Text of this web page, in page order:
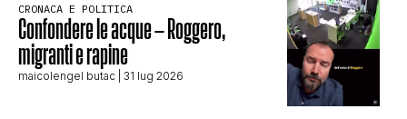
CRONACA E POLITICA
Confondere le acque – Roggero,
migranti e rapine
maicolengel butac | 31 lug 2026